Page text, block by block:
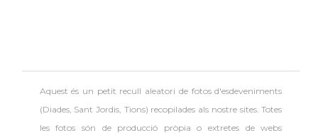
Aquest és un petit recull aleatori de fotos d'esdeveniments
(Diades, Sant Jordis, Tions) recopilades als nostre sites. Totes
les fotos són de producció pròpia o extretes de webs